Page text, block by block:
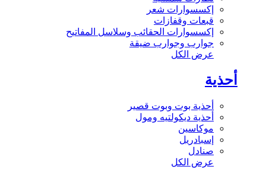
إكسسوارات شعر
قبعات وقفازات
إكسسوارات الحقائب وسلاسل المفاتيح
جوارب وجوارب ضيقة
عرض الكل
أحذية
أحذية بوت وبوت قصير
أحذية ديكولتيه ومول
موكاسين
إسبادريل
صنادل
عرض الكل